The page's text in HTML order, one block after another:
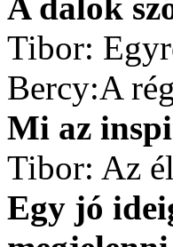
Tibor:
Bercy:A
Mi az
Tibor: Az
Egy jó